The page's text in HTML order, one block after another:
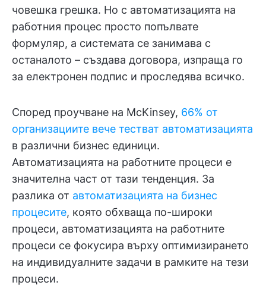
човешка грешка. Но с автоматизацията на
работния процес просто попълвате
формуляр, а системата се занимава с
останалото – създава договора, изпраща го
за електронен подпис и проследява всичко.
Според проучване на McKinsey, 66% от
организациите вече тестват автоматизацията
в различни бизнес единици.
Автоматизацията на работните процеси е
значителна част от тази тенденция. За
разлика от автоматизацията на бизнес
процесите, която обхваща по-широки
процеси, автоматизацията на работните
процеси се фокусира върху оптимизирането
на индивидуалните задачи в рамките на тези
процеси.